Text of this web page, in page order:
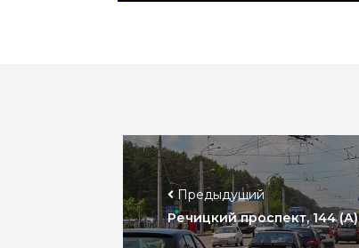
Предыдущий
Речицкий проспект, 144 (А)